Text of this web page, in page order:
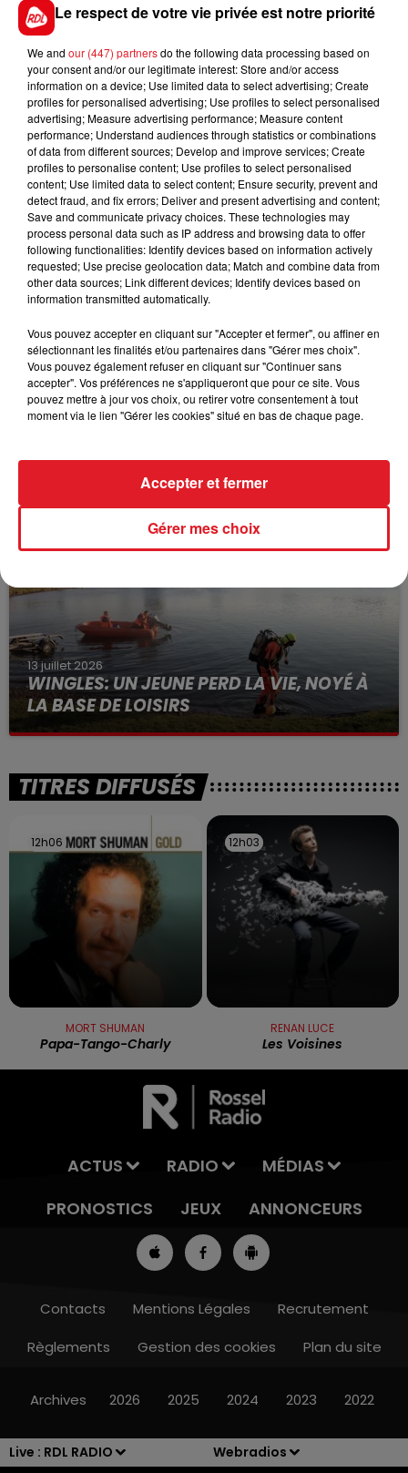
Live : RDL RADIO Webradios
7h00 - 10h00
La thèse de l’homicide conjugal est privilégiée, mais le
principal n’a pas encore été entendu. L’homme de 34
ans, blessé lui aussi et hospitalisé, aurait tenté de se
suicider après le drame.
La mairie : 8 rue d’Arras, 62 810 Le Souich.
Informations au 03 21 41 05 20.
Page facebook de la mairie
FIL D'ACTUS
BÉTHUNE: ENQUÊTE POUR HOMICIDE
VOLONTAIRE EN COURS, APRÈS LA...
à des prostituées
13 juillet 2026
WINGLES: UN JEUNE PERD LA VIE, NOYÉ À
LA BASE DE LOISIRS
La victime a coulé à pic
TITRES DIFFUSÉS
12h06
12h06
MORT SHUMAN
Papa-Tango-Charly
12h03
12h03
RENAN LUCE
Les Voisines
ACTUS RADIO
MÉDIAS
PRONOSTICS
JEUX ANNONCEURS
Contacts Mentions Légales
Recrutement
Règlements
Gestion des cookies Plan du site
Archives 2026 2025 2024 2023 2022
Le respect de votre vie privée est notre priorité
We and our (447) partnersdo the following data processing based on
your consent and/or our legitimate interest: Store and/or access
information on a device; Use limited data to select advertising; Create
profiles for personalised advertising; Use profiles to select personalised
advertising; Measure advertising performance; Measure content
performance; Understand audiences through statistics or combinations
of data from different sources; Develop and improve services; Create
profiles to personalise content; Use profiles to select personalised
content; Use limited data to select content; Ensure security, prevent and
detect fraud, and fix errors; Deliver and present advertising and content;
Save and communicate privacy choices. These technologies may
process personal data such as IP address and browsing data to offer
following functionalities: Identify devices based on information actively
requested; Use precise geolocation data; Match and combine data from
other data sources; Link different devices; Identify devices based on
information transmitted automatically.
Vous pouvez accepter en cliquant sur "Accepter et fermer", ou affiner en
sélectionnant les finalités et/ou partenaires dans "Gérer mes choix".
Vous pouvez également refuser en cliquant sur "Continuer sans
accepter". Vos préférences ne s'appliqueront que pour ce site. Vous
pouvez mettre à jour vos choix, ou retirer votre consentement à tout
moment via le lien "Gérer les cookies" situé en bas de chaque page.
Gérer mes choix
Accepter et fermer